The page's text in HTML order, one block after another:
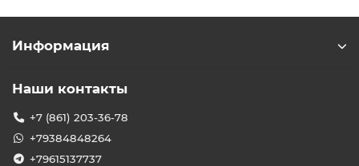
Информация
Наши контакты
+7 (861) 203-36-78
+79384848264
+79615137737